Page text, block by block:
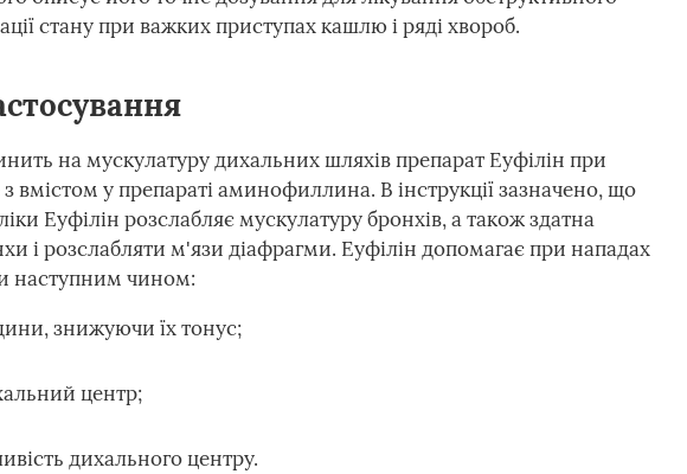
стану при важких приступах кашлю і ряді хвороб.
на мускулатуру дихальних шляхів препарат Еуфілін при
з вмістом у препараті аминофиллина. В інструкції зазначено, що
Еуфілін розслабляє мускулатуру бронхів, а також здатна
і розслабляти м'язи діафрагми. Еуфілін допомагає при нападах
наступним чином:
знижуючи їх тонус;
центр;
дихального центру.